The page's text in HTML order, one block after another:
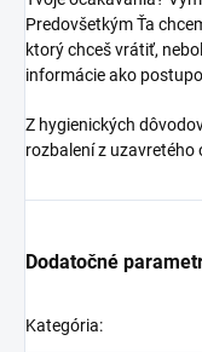
Predovšetkým Ťa
ktorý chceš vrátiť,
informácie ako
Z hygienických
rozbalení z uzavretého
Dodatočné
Kategória: